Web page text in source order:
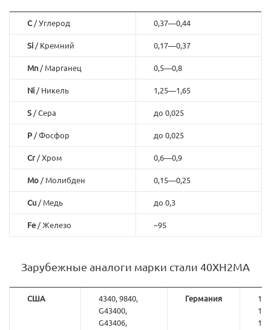
C/ Углерод 0,37—0,44
Si / Кремний 0,17—0,37
Mn / Марганец 0,5—0,8
Ni / Никель 1,25—1,65
S / Сера до 0,025
P / Фосфор до 0,025
Cr/ Хром 0,6—0,9
Mo / Молибден 0,15—0,25
Cu / Медь до 0,3
Fe / Железо ~95
Зарубежные аналоги марки стали 40ХН2МА
США
4340, 9840,
G43400,
G43406,
Германия